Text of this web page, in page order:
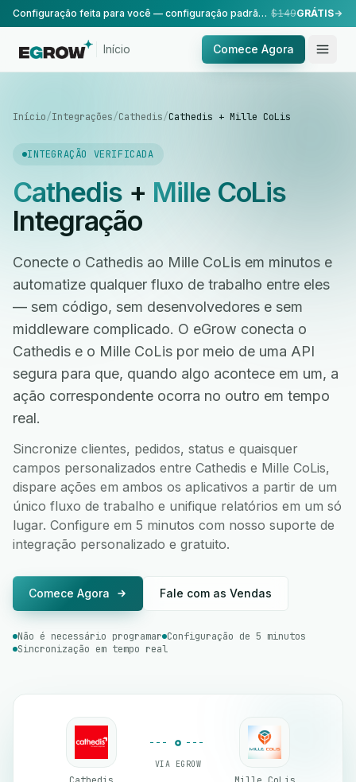
Configuração feita para você — configuração padrão, realizada pela nossa equipe. $149GRÁTIS
Início Comece Agora
Início/Integrações/Cathedis/Cathedis + Mille CoLis
INTEGRAÇÃO VERIFICADA
Cathedis+ Mille CoLis
Integração
Conecte o Cathedis ao Mille CoLis em minutos e
automatize qualquer fluxo de trabalho entre eles
— sem código, sem desenvolvedores e sem
middleware complicado. O eGrow conecta o
Cathedis e o Mille CoLis por meio de uma API
segura para que, quando algo acontece em um, a
ação correspondente ocorra no outro em tempo
real.
Sincronize clientes, pedidos, status e quaisquer
campos personalizados entre Cathedis e Mille CoLis,
dispare ações em ambos os aplicativos a partir de um
único fluxo de trabalho e unifique relatórios em um só
lugar. Configure em 5 minutos com nosso suporte de
integração personalizado e gratuito.
Comece Agora Fale com as Vendas
Não é necessário programar Configuração de 5 minutos
Sincronização em tempo real
VIA EGROW